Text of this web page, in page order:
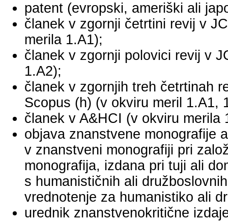
patent (evropski, ameriški ali
članek v zgornji četrtini revij v
merila 1.A1);
članek v zgornji polovici revij v
1.A2);
članek v zgornjih treh četrtinah
Scopus (h) (v okviru meril 1.A1,
članek v A&HCI (v okviru merila
objava znanstvene monografije
v znanstveni monografiji pri
monografija, izdana pri tuji ali
s humanističnih ali
vrednotenje za humanistiko ali
urednik znanstvenokritične